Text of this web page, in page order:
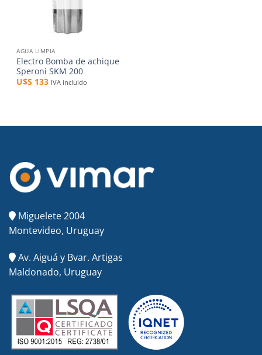
AGUA LIMPIA
Electro Bomba de achique
Speroni SKM 200
U$S 133 IVA incluido
Miguelete 2004
Montevideo, Uruguay
Av. Aiguá y Bvar. Artigas
Maldonado, Uruguay